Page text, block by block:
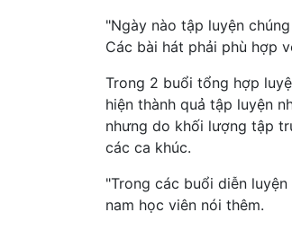
"Ngày nào tập luyện
Các bài hát phải phù hợp
Trong 2 buổi tổng hợp
hiện thành quả tập luyện
nhưng do khối lượng tập
các ca khúc.
"Trong các buổi diễn
nam học viên nói thêm.